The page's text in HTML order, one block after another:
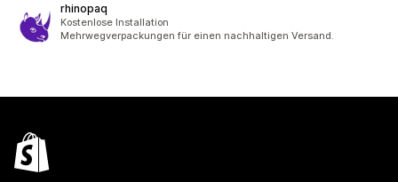
rhinopaq
Kostenlose Installation
Mehrwegverpackungen für einen nachhaltigen Versand.